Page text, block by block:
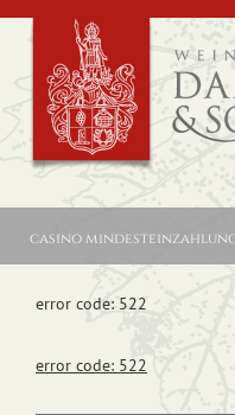
casino
error code: 522
error code: 522